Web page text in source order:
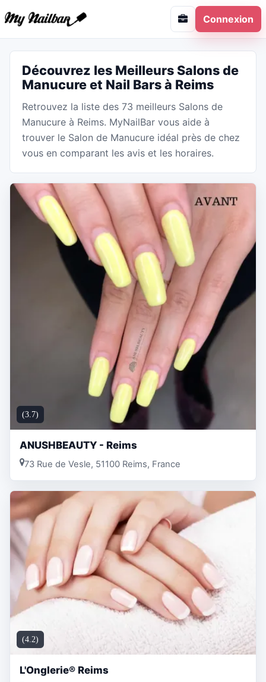
Connexion
Découvrez les Meilleurs Salons de
Manucure et Nail Bars à Reims
Retrouvez la liste des 73 meilleurs Salons de
Manucure à Reims. MyNailBar vous aide à
trouver le Salon de Manucure idéal près de chez
vous en comparant les avis et les horaires.
(3.7)
ANUSHBEAUTY - Reims
73 Rue de Vesle, 51100 Reims, France
(4.2)
L'Onglerie® Reims